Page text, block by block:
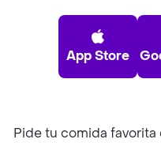
App Store
Pide tu comida favorita